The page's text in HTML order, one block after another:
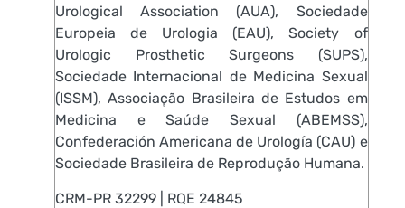
Urological Association (AUA), Sociedade
Europeia de Urologia (EAU), Society of
Urologic Prosthetic Surgeons (SUPS),
Sociedade Internacional de Medicina Sexual
(ISSM), Associação Brasileira de Estudos em
Medicina e Saúde Sexual (ABEMSS),
Confederación Americana de Urología (CAU) e
Sociedade Brasileira de Reprodução Humana.
CRM-PR 32299 | RQE 24845